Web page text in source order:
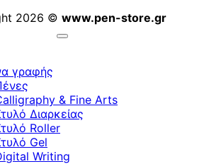
2026 © www.pen-store.gr
γραφής
& Fine Arts
Διαρκείας
Roller
Gel
Writing